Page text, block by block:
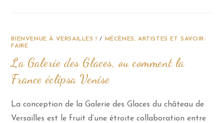
BIENVENUE À VERSAILLES ! / MÉCÈNES, ARTISTES ET SAVOIR-
FAIRE
La Galerie des Glaces, ou comment la
France éclipsa Venise
La conception de la Galerie des Glaces du château de
Versailles est le fruit d’une étroite collaboration entre